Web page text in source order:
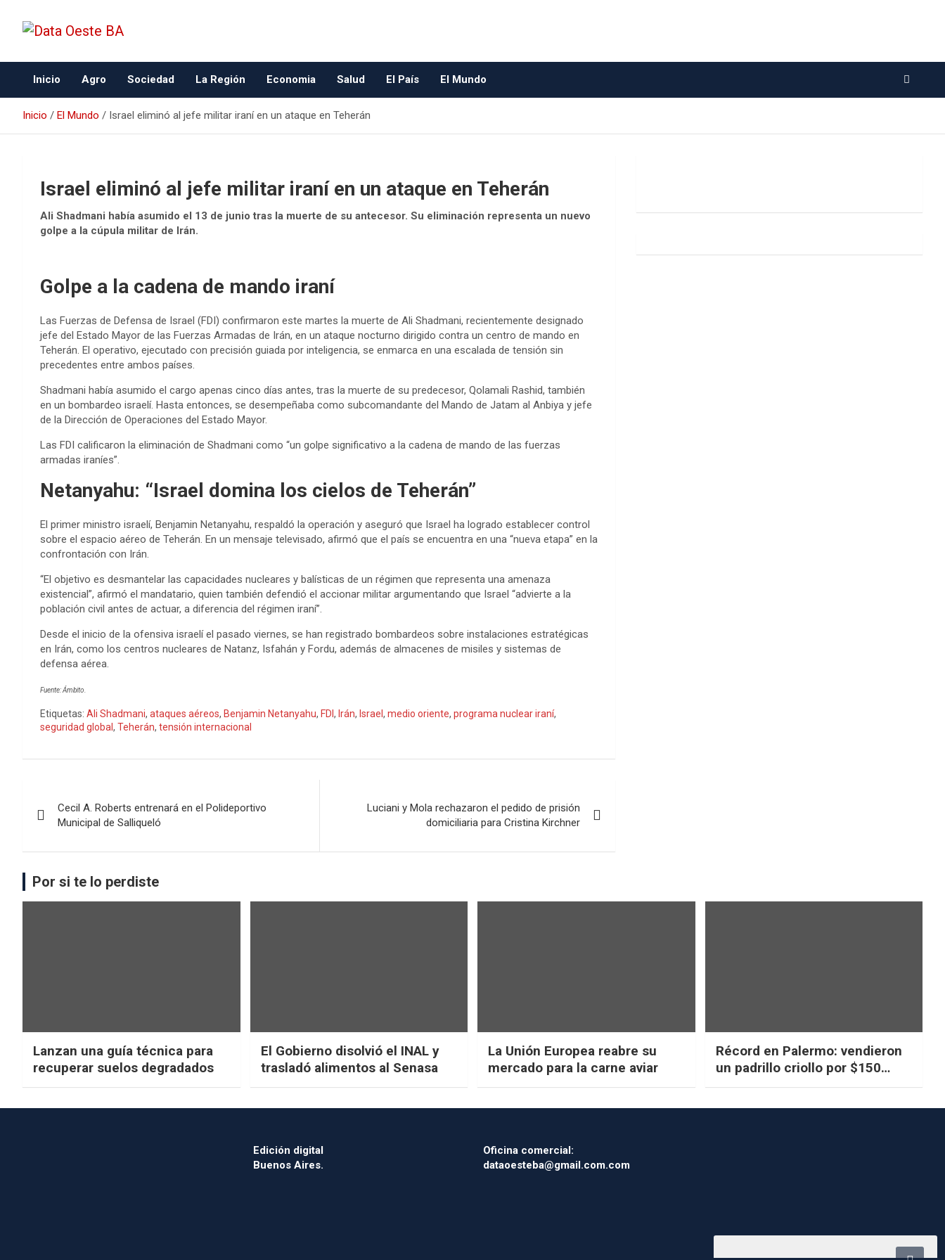
Data Oeste BA
Inicio Agro Sociedad La Región Economia Salud El País El Mundo
Inicio El Mundo Israel eliminó al jefe militar iraní en un ataque en Teherán
Israel eliminó al jefe militar iraní en un ataque en Teherán
Ali Shadmani había asumido el 13 de junio tras la muerte de su antecesor. Su eliminación representa un nuevo
golpe a la cúpula militar de Irán.
Golpe a la cadena de mando iraní
Las Fuerzas de Defensa de Israel (FDI) confirmaron este martes la muerte de Ali Shadmani, recientemente designado
jefe del Estado Mayor de las Fuerzas Armadas de Irán, en un ataque nocturno dirigido contra un centro de mando en
Teherán. El operativo, ejecutado con precisión guiada por inteligencia, se enmarca en una escalada de tensión sin
precedentes entre ambos países.
Shadmani había asumido el cargo apenas cinco días antes, tras la muerte de su predecesor, Qolamali Rashid, también
en un bombardeo israelí. Hasta entonces, se desempeñaba como subcomandante del Mando de Jatam al Anbiya y jefe
de la Dirección de Operaciones del Estado Mayor.
Las FDI calificaron la eliminación de Shadmani como “un golpe significativo a la cadena de mando de las fuerzas
armadas iraníes”.
Netanyahu: “Israel domina los cielos de Teherán”
El primer ministro israelí, Benjamin Netanyahu, respaldó la operación y aseguró que Israel ha logrado establecer control
sobre el espacio aéreo de Teherán. En un mensaje televisado, afirmó que el país se encuentra en una “nueva etapa” en la
confrontación con Irán.
“El objetivo es desmantelar las capacidades nucleares y balísticas de un régimen que representa una amenaza
existencial”, afirmó el mandatario, quien también defendió el accionar militar argumentando que Israel “advierte a la
población civil antes de actuar, a diferencia del régimen iraní”.
Desde el inicio de la ofensiva israelí el pasado viernes, se han registrado bombardeos sobre instalaciones estratégicas
en Irán, como los centros nucleares de Natanz, Isfahán y Fordu, además de almacenes de misiles y sistemas de
defensa aérea.
Fuente: Ámbito.
Etiquetas: Ali Shadmani, ataques aéreos, Benjamin Netanyahu, FDI , Irán, Israel , medio oriente, programa nuclear iraní,
seguridad global , Teherán, tensión internacional
Cecil A. Roberts entrenará en el Polideportivo
Municipal de Salliqueló
Luciani y Mola rechazaron el pedido de prisión
domiciliaria para Cristina Kirchner
Por si te lo perdiste
Lanzan una guía técnica para
recuperar suelos degradados
El Gobierno disolvió el INAL y
trasladó alimentos al Senasa
La Unión Europea reabre su
mercado para la carne aviar
Récord en Palermo: vendieron
un padrillo criollo por $150
millones
Edición digital
Buenos Aires.
Oficina comercial:
dataoesteba@gmail.com.com